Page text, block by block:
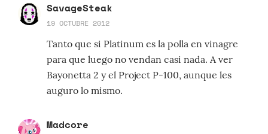
SavageSteak
19 OCTUBRE 2012
Tanto que si Platinum es la polla en vinagre
para que luego no vendan casi nada. A ver
Bayonetta 2 y el Project P-100, aunque les
auguro lo mismo.
Madcore